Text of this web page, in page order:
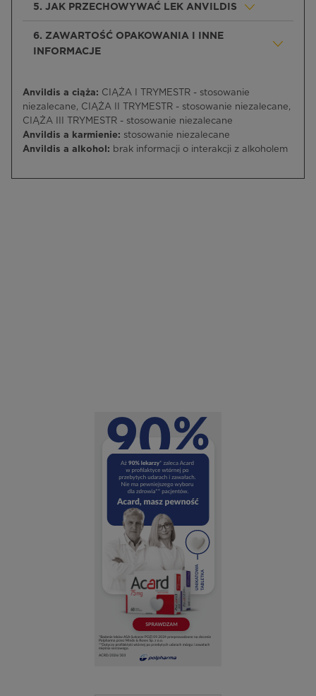
5. JAK PRZECHOWYWAĆ LEK ANVILDIS
6. ZAWARTOŚĆ OPAKOWANIA I INNE
INFORMACJE
Anvildis a ciąża: CIĄŻA I TRYMESTR - stosowanie
niezalecane, CIĄŻA II TRYMESTR - stosowanie niezalecane,
CIĄŻA III TRYMESTR - stosowanie niezalecane
Anvildis a karmienie: stosowanie niezalecane
Anvildis a alkohol: brak informacji o interakcji z alkoholem